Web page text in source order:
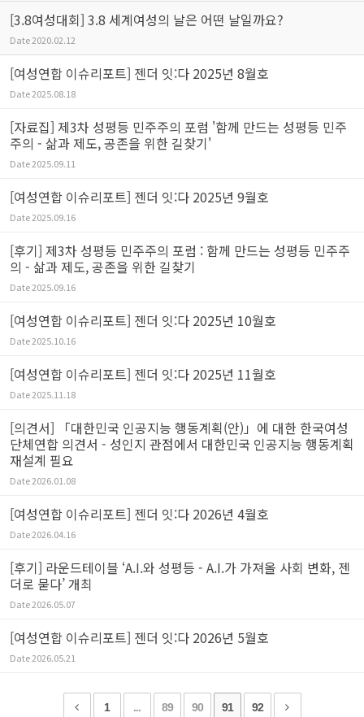
[3.8여성대회] 3.8 세계여성의 날은 어떤 날일까요?
Date2020.02.12
[여성연합 이슈리포트] 젠더 잇:다 2025년 8월호
Date2025.08.18
[자료집] 제3차 성평등 민주주의 포럼 '함께 만드는 성평등 민주
주의 - 삶과 제도, 공존을 위한 길찾기'
Date2025.09.11
[여성연합 이슈리포트] 젠더 잇:다 2025년 9월호
Date2025.09.16
[후기] 제3차 성평등 민주주의 포럼 : 함께 만드는 성평등 민주주
의 - 삶과 제도, 공존을 위한 길찾기
Date2025.09.16
[여성연합 이슈리포트] 젠더 잇:다 2025년 10월호
Date2025.10.16
[여성연합 이슈리포트] 젠더 잇:다 2025년 11월호
Date2025.11.18
[의견서] 「대한민국 인공지능 행동계획(안)」에 대한 한국여성
단체연합 의견서 - 성인지 관점에서 대한민국 인공지능 행동계획
재설계 필요
Date2026.01.08
[여성연합 이슈리포트] 젠더 잇:다 2026년 4월호
Date2026.04.16
[후기] 라운드테이블 ‘A.I.와 성평등 - A.I.가 가져올 사회 변화, 젠
더로 묻다’ 개최
Date2026.05.07
[여성연합 이슈리포트] 젠더 잇:다 2026년 5월호
Date2026.05.21
1 ... 89 90 91 92